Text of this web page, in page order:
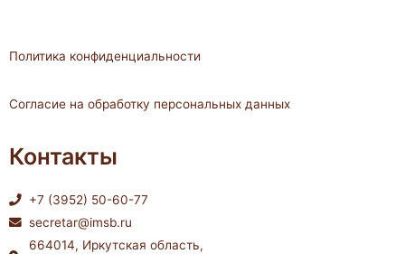
l
s
i
i
Политика конфиденциальности
Согласие на обработку персональных данных
Контакты
+7 (3952) 50-60-77
secretar@imsb.ru
664014, Иркутская область,